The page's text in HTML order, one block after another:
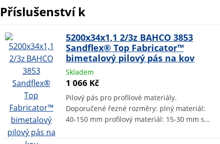
Příslušenství k
5200x34x1,1 2/3z BAHCO 3853
Sandflex® Top Fabricator™
bimetalový pilový pás na kov
Skladem
1 066 Kč
Pilový pás pro profilové materiály.
Doporučené řezné rozměry: plný materiál:
40-150 mm profilový materiál: 15-30 mm s…